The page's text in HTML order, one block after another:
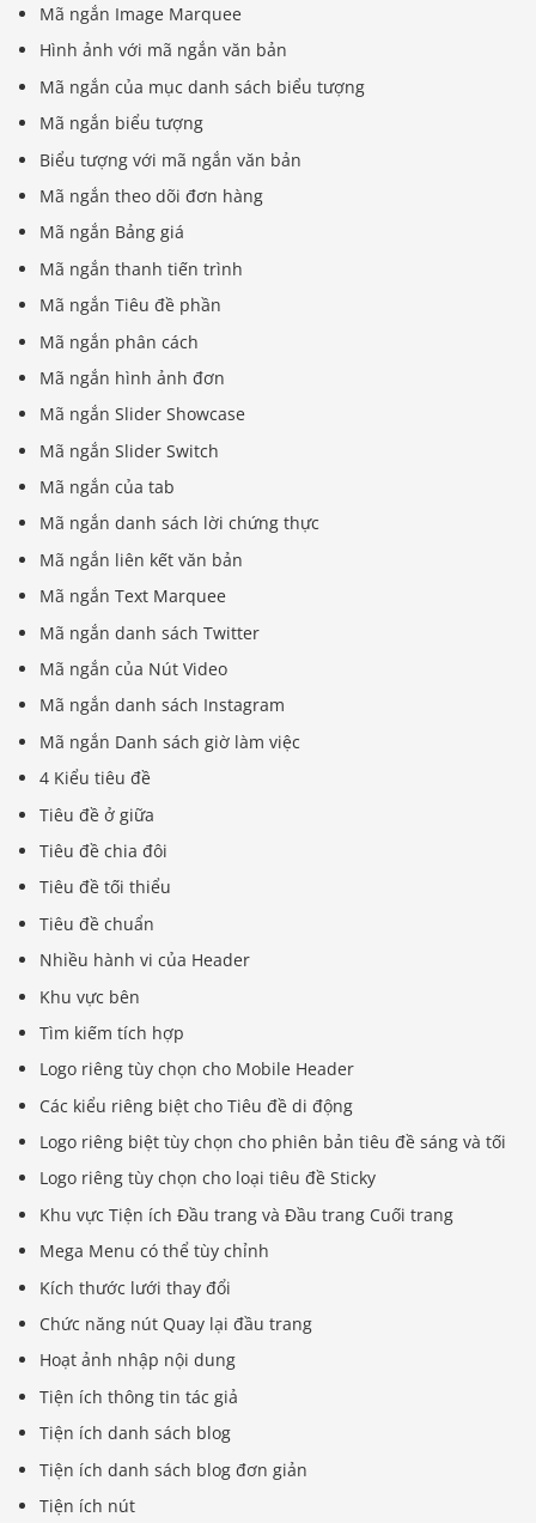
Mã ngắn Image Marquee
Hình ảnh với mã ngắn văn bản
Mã ngắn của mục danh sách biểu tượng
Mã ngắn biểu tượng
Biểu tượng với mã ngắn văn bản
Mã ngắn theo dõi đơn hàng
Mã ngắn Bảng giá
Mã ngắn thanh tiến trình
Mã ngắn Tiêu đề phần
Mã ngắn phân cách
Mã ngắn hình ảnh đơn
Mã ngắn Slider Showcase
Mã ngắn Slider Switch
Mã ngắn của tab
Mã ngắn danh sách lời chứng thực
Mã ngắn liên kết văn bản
Mã ngắn Text Marquee
Mã ngắn danh sách Twitter
Mã ngắn của Nút Video
Mã ngắn danh sách Instagram
Mã ngắn Danh sách giờ làm việc
4 Kiểu tiêu đề
Tiêu đề ở giữa
Tiêu đề chia đôi
Tiêu đề tối thiểu
Tiêu đề chuẩn
Nhiều hành vi của Header
Khu vực bên
Tìm kiếm tích hợp
Logo riêng tùy chọn cho Mobile Header
Các kiểu riêng biệt cho Tiêu đề di động
Logo riêng biệt tùy chọn cho phiên bản tiêu đề sáng và tối
Logo riêng tùy chọn cho loại tiêu đề Sticky
Khu vực Tiện ích Đầu trang và Đầu trang Cuối trang
Mega Menu có thể tùy chỉnh
Kích thước lưới thay đổi
Chức năng nút Quay lại đầu trang
Hoạt ảnh nhập nội dung
Tiện ích thông tin tác giả
Tiện ích danh sách blog
Tiện ích danh sách blog đơn giản
Tiện ích nút